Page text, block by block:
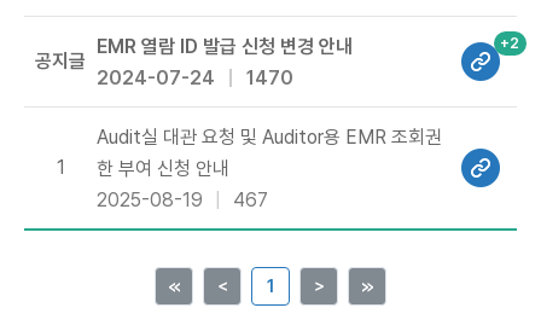
공지글
EMR 열람 ID 발급 신청 변경 안내
2024-07-24
+2
1470
1
Audit실 대관 요청 및 Auditor용 EMR 조회권
한 부여 신청 안내
2025-08-19
467
≪ ＜ 1 ＞ ≫